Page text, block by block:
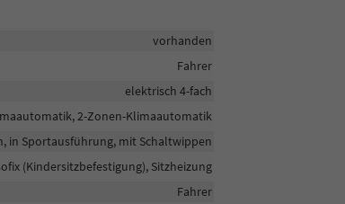
vorhanden
Fahrer
elektrisch 4-fach
2-Zonen-Klimaautomatik
in Sportausführung, mit Schaltwippen
(Kindersitzbefestigung), Sitzheizung
Fahrer